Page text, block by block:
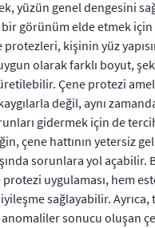
yüzün genel dengesini
görünüm elde etmek için
protezleri, kişinin yüz
olarak farklı boyut,
Çene protezi
değil, aynı
gidermek için de
çene hattının yetersiz
sorunlara yol açabilir.
uygulaması, hem
sağlayabilir. Ayrıca,
sonucu oluşan